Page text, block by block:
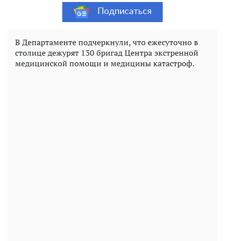
Подписаться
В Департаменте подчеркнули, что ежесуточно в
столице дежурят 130 бригад Центра экстренной
медицинской помощи и медицины катастроф.